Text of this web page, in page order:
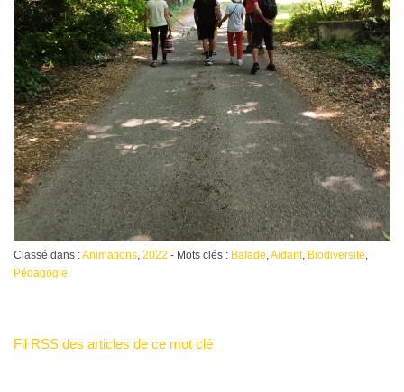
Classé dans :Animations, 2022 - Mots clés : Balade,Aidant, Biodiversité,
Pédagogie
Fil RSS des articles de ce mot clé